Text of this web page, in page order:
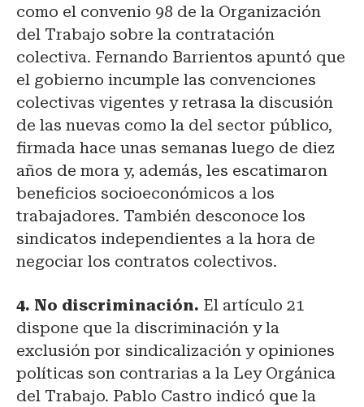
como el convenio 98 de la Organización
del Trabajo sobre la contratación
colectiva. Fernando Barrientos apuntó que
el gobierno incumple las convenciones
colectivas vigentes y retrasa la discusión
de las nuevas como la del sector público,
firmada hace unas semanas luego de diez
años de mora y, además, les escatimaron
beneficios socioeconómicos a los
trabajadores. También desconoce los
sindicatos independientes a la hora de
negociar los contratos colectivos.
4. No discriminación. El artículo 21
dispone que la discriminación y la
exclusión por sindicalización y opiniones
políticas son contrarias a la Ley Orgánica
del Trabajo. Pablo Castro indicó que la